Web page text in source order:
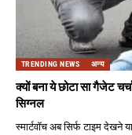
TRENDING NEWS अन्य
क्यों बना ये छोटा सा गैजेट
सिग्नल
स्मार्टवॉच अब सिर्फ टाइम